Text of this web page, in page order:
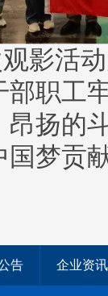
影活
部职工
昂扬的
国梦贡
告 企业资讯